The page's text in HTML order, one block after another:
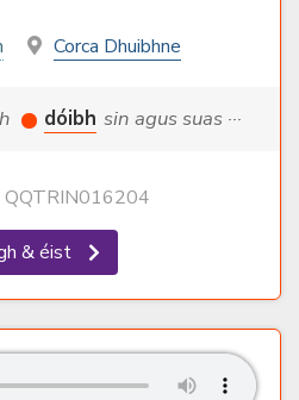
Corca Dhuibhne
dóibh sin agus suas ···
QQTRIN016204
& éist